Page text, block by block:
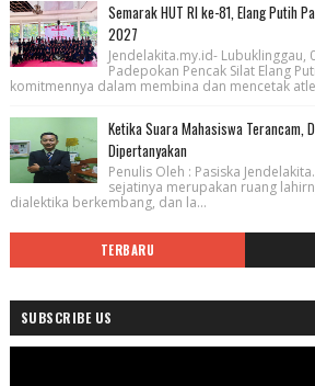
Semarak HUT RI ke-81, Elang Putih
2027
Jendelakita.my.id- Lubuklinggau,
Padepokan Pencak Silat Elang
komitmennya dalam membina dan mencetak
Ketika Suara Mahasiswa Terancam,
Dipertanyakan
Penulis Oleh : Pasiska
sejatinya merupakan ruang
dialektika berkembang, dan la...
TERBARU
SUBSCRIBE US